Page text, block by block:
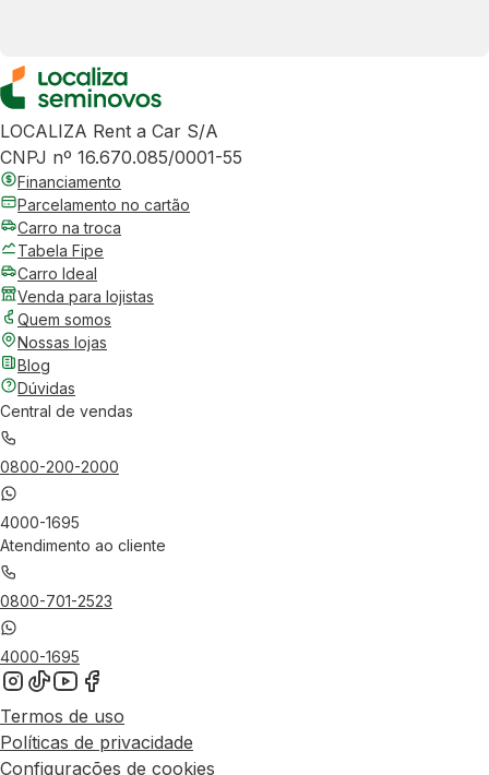
LOCALIZA Rent a Car S/A
CNPJ nº 16.670.085/0001-55
Financiamento
Parcelamento no cartão
Carro na troca
Tabela Fipe
Carro Ideal
Venda para lojistas
Quem somos
Nossas lojas
Blog
Dúvidas
Central de vendas
0800-200-2000
4000-1695
Atendimento ao cliente
0800-701-2523
4000-1695
Termos de uso
Políticas de privacidade
Configurações de cookies